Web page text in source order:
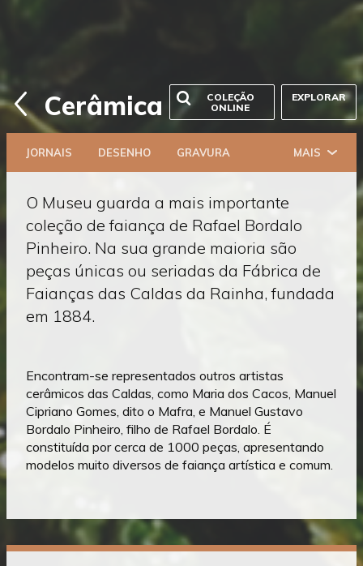
Saltar
diretamente
para
conteúdo
Voltar
à
página
Cerâmica
COLEÇÃO
ONLINE
EXPLORAR
JORNAIS DESENHO GRAVURA MAIS
O Museu guarda a mais importante
coleção de faiança de Rafael Bordalo
Pinheiro. Na sua grande maioria são
peças únicas ou seriadas da Fábrica de
Faianças das Caldas da Rainha, fundada
em 1884.
Encontram-se representados outros artistas
cerâmicos das Caldas, como Maria dos Cacos, Manuel
Cipriano Gomes, dito o Mafra, e Manuel Gustavo
Bordalo Pinheiro, filho de Rafael Bordalo. É
constituída por cerca de 1000 peças, apresentando
modelos muito diversos de faiança artística e comum.